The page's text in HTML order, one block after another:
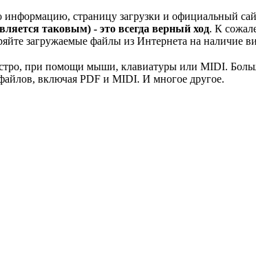
страницу загрузки и официальный
таковым) - это всегда верный ход. К
загружаемые файлы из Интернета на наличие
при помощи мыши, клавиатуры или MIDI.
включая PDF и MIDI. И многое другое.